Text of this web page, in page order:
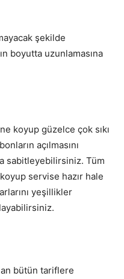
şekilde
boyutta uzunlamasına
koyup güzelce çok sıkı
açılmasını
sabitleyebilirsiniz. Tüm
servise hazır hale
yeşillikler
bütün tariflere